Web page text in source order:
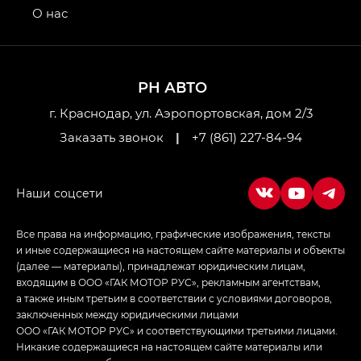
привод — GB AWD, Джи Эль Полный привод —
Джи Икс ПРЕМИУМ — GX PREMIUM, ЛАУНЖ —
LOUNGE
Empow — Эмпау (Empow) в комплектации
РН АВТО
г. Краснодар, ул. Аэропортовская, дом 2/3
Заказать звонок
| +7 (861) 227-84-94
О нас
Все права на информацию, графические изображения, тексты
и иные содержащиеся на настоящем сайте материалы и объекты
(далее — материалы), принадлежат юридическим лицам,
входящим в ООО «ГАК МОТОР РУС», рекламным агентствам,
а также иным третьим в соответствии с условиями договоров,
заключенных между юридическими лицами
ООО «ГАК МОТОР РУС» и соответствующими третьими лицами.
Никакие содержащиеся на настоящем сайте материалы или